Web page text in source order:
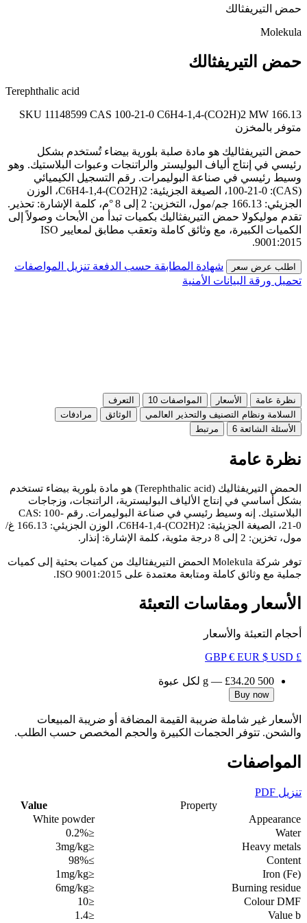
حمض التيريفثالك
Molekula
حمض التيريفثالك
Terephthalic acid
SKU 11148599 CAS 100-21-0 C6H4-1,4-(CO2H)2 MW 166.13
متوفر بالمخزن
حمض التيريفثاليك هو مادة صلبة بلورية بيضاء تُستخدم بشكل
رئيسي في إنتاج ألياف البوليستر والراتنجات وعبوات البلاستيك. وهو
وسيط رئيسي في صناعة البوليمرات. رقم التسجيل الكيميائي
(CAS): 100-21-0، الصيغة الجزيئية: C6H4-1,4-(CO2H)2، الوزن
الجزيئي: 166.13 جم/مول، التخزين: 2 إلى 8 °م، كلمة الإشارة: تحذير.
تقدم موليكولا حمض التيريفثاليك بكميات تبدأ من الأبحاث وصولاً إلى
الكميات الكبيرة، مع وثائق كاملة وتعقب مطابق لمعايير ISO
9001:2015.
اطلب عرض سعر شهادة المطابقة حسب الدفعة تنزيل المواصفات
تحميل ورقة البيانات الأمنية
نظرة عامة الأسعار المواصفات 10
التعرف
السلامة ونظام التصنيف والتحذير العالمي
الوثائق
مرادفات
الأسئلة الشائعة 6 مرتبط
نظرة عامة
الحمض التيريفثاليك (Terephthalic acid) هو مادة بلورية بيضاء تستخدم
بشكل أساسي في إنتاج الألياف البوليسترية، الراتنجات، وزجاجات
البلاستيك. إنه وسيط رئيسي في صناعة البوليمرات. رقم CAS: 100-
21-0، الصيغة الجزيئية: C6H4-1,4-(CO2H)2، الوزن الجزيئي: 166.13 غ/
مول، تخزين: 2 إلى 8 درجة مئوية، كلمة الإشارة: إنذار.
توفر شركة Molekula الحمض التيريفثاليك من كميات بحثية إلى كميات
جملية مع وثائق كاملة ومتابعة معتمدة على ISO 9001:2015.
الأسعار ومقاسات التعبئة
أحجام التعبئة والأسعار
£ GBP
€ EUR $ USD
500 g
— £34.20 لكل عبوة
Buy now
الأسعار غير شاملة ضريبة القيمة المضافة أو ضريبة المبيعات
والشحن. تتوفر الحجمات الكبيرة والحجم المخصص حسب الطلب.
المواصفات
تنزيل PDF
Property
Value
Appearance
White powder
Water
≤0.2%
Heavy metals
≤3mg/kg
Content
≥98%
Iron (Fe)
≤1mg/kg
Burning residue
≤6mg/kg
Colour DMF
≤10
Value b
≤1.4